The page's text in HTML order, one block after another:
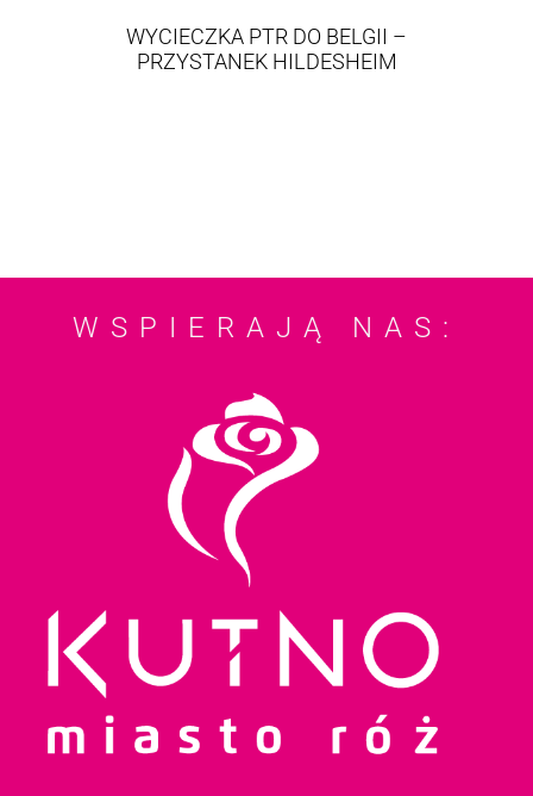
WYCIECZKA PTR DO BELGII –
PRZYSTANEK HILDESHEIM
WSPIERAJĄ NAS: